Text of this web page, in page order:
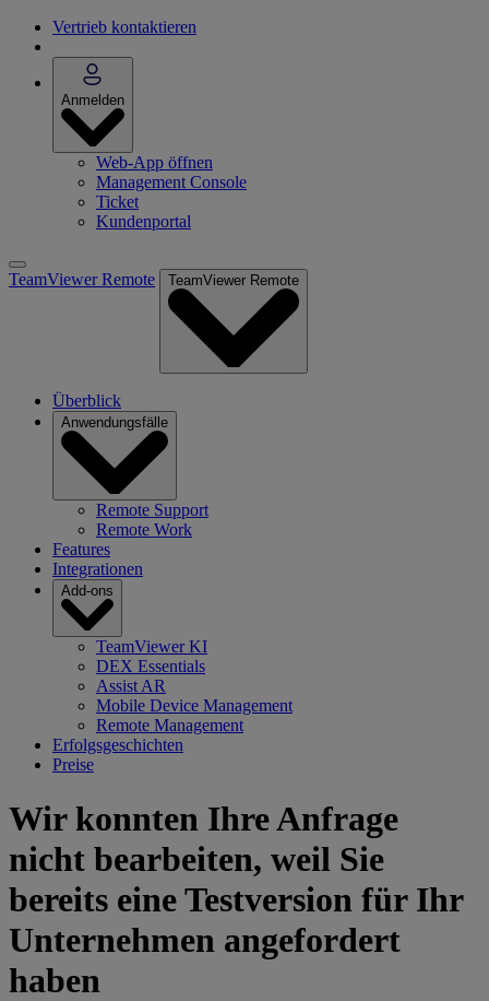
Vertrieb kontaktieren
Anmelden
Web-App öffnen
Management Console
Ticket
Kundenportal
TeamViewer Remote TeamViewer Remote
Überblick
Anwendungsfälle
Remote Support
Remote Work
Features
Integrationen
Add-ons
TeamViewer KI
DEX Essentials
Assist AR
Mobile Device Management
Remote Management
Erfolgsgeschichten
Preise
Wir konnten Ihre Anfrage
nicht bearbeiten, weil Sie
bereits eine Testversion für Ihr
Unternehmen angefordert
haben